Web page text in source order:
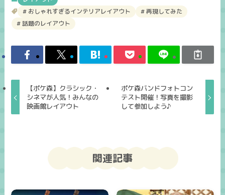
おしゃれすぎるインテリアレイアウト
再現してみた
話題のレイアウト
【ポケ森】クラシック・
シネマが人気！みんなの
映画館レイアウト
ポケ森バンドフォトコン
テスト開催！写真を撮影
して参加しよう♪
関連記事